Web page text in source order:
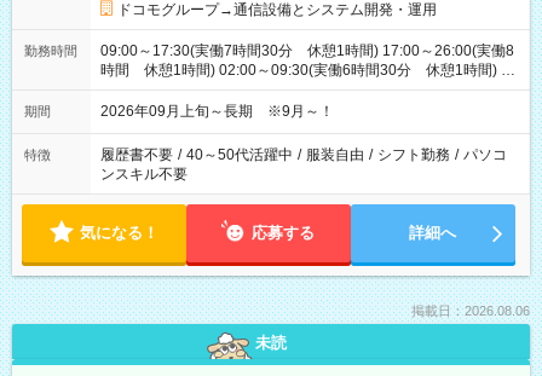
ドコモグループ→通信設備とシステム開発・運用
勤務時間
09:00～17:30(実働7時間30分 休憩1時間) 17:00～26:00(実働8
時間 休憩1時間) 02:00～09:30(実働6時間30分 休憩1時間) ※
日勤は就業時間1/夜勤は就業時間2.3を連続で行って頂きます
期間 2026年09月上旬～長期 ※9月～！
特徴 履歴書不要 / 40～50代活躍中 / 服装自由 / シフト勤務 / パソコ
ンスキル不要
気になる！ 応募する 詳細へ
掲載日：2026.08.06
未読